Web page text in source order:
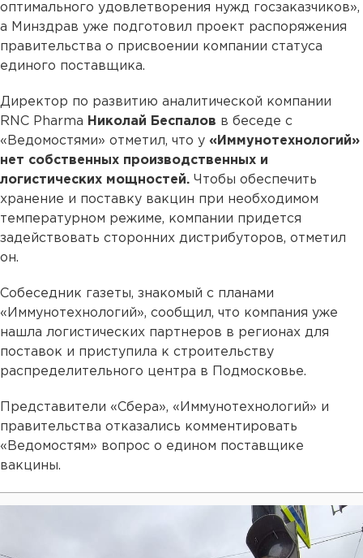
оптимального удовлетворения нужд госзаказчиков»,
а Минздрав уже подготовил проект распоряжения
правительства о присвоении компании статуса
единого поставщика.
Директор по развитию аналитической компании
RNC Pharma Николай Беспалов в беседе с
«Ведомостями» отметил, что у «Иммунотехнологий»
нет собственных производственных и
логистических мощностей. Чтобы обеспечить
хранение и поставку вакцин при необходимом
температурном режиме, компании придется
задействовать сторонних дистрибуторов, отметил
он.
Собеседник газеты, знакомый с планами
«Иммунотехнологий», сообщил, что компания уже
нашла логистических партнеров в регионах для
поставок и приступила к строительству
распределительного центра в Подмосковье.
Представители «Сбера», «Иммунотехнологий» и
правительства отказались комментировать
«Ведомостям» вопрос о едином поставщике
вакцины.